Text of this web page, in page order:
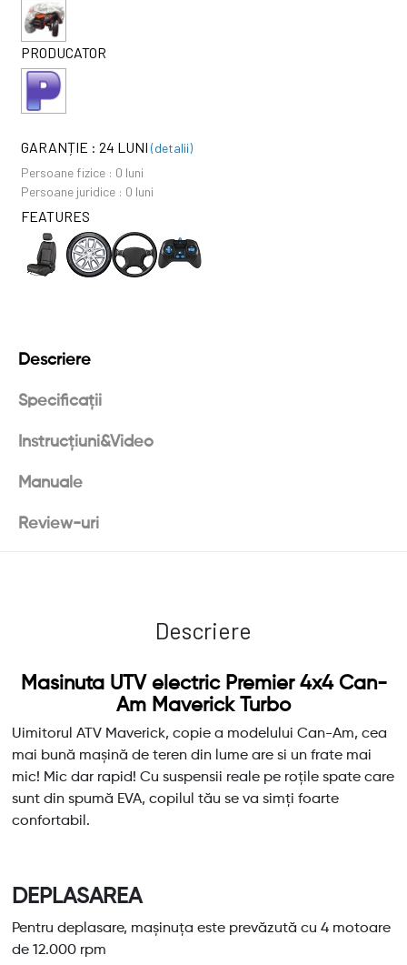
PRODUCATOR
GARANȚIE : 24 LUNI (detalii)
Persoane fizice : 0 luni
Persoane juridice : 0 luni
FEATURES
Descriere
Specificații
Instrucțiuni&Video
Manuale
Review-uri
Descriere
Masinuta UTV electric Premier 4x4 Can-
Am Maverick Turbo
Uimitorul ATV Maverick, copie a modelului Can-Am, cea
mai bună mașină de teren din lume are si un frate mai
mic! Mic dar rapid! Cu suspensii reale pe roțile spate care
sunt din spumă EVA, copilul tău se va simți foarte
confortabil.
DEPLASAREA
Pentru deplasare, mașinuța este prevăzută cu 4 motoare
de 12.000 rpm